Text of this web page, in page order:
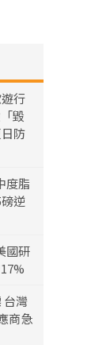
行
毀
防
度脂
逆
國研
台灣
商急